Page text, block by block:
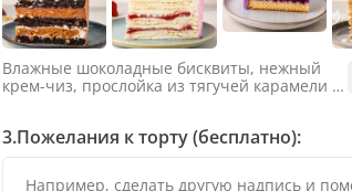
Влажные шоколадные бисквиты, нежный
крем-чиз, прослойка из тягучей карамели и
карамели, не оставляя ни единого шанса
3.Пожелания к торту (бесплатно):